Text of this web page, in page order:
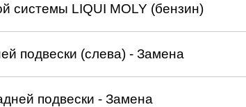
системы LIQUI MOLY (бензин)
подвески (слева) - Замена
подвески - Замена